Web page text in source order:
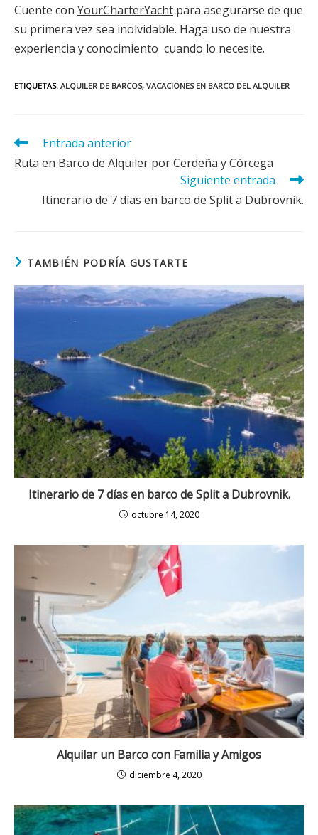
Cuente con YourCharterYacht para asegurarse de que
su primera vez sea inolvidable. Haga uso de nuestra
experiencia y conocimiento cuando lo necesite.
ETIQUETAS: ALQUILER DE BARCOS, VACACIONES EN BARCO DEL ALQUILER
Leer
más
artículos
Entrada anterior
Ruta en Barco de Alquiler por Cerdeña y Córcega
Siguiente entrada
Itinerario de 7 días en barco de Split a Dubrovnik.
TAMBIÉN PODRÍA GUSTARTE
Itinerario de 7 días en barco de Split a Dubrovnik.
octubre 14, 2020
Alquilar un Barco con Familia y Amigos
diciembre 4, 2020